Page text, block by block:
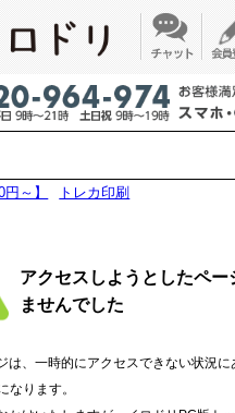
～】 トレカ印刷
アクセスしようとしたペー
ませんでした
は、一時的にアクセスできない状況
なります。